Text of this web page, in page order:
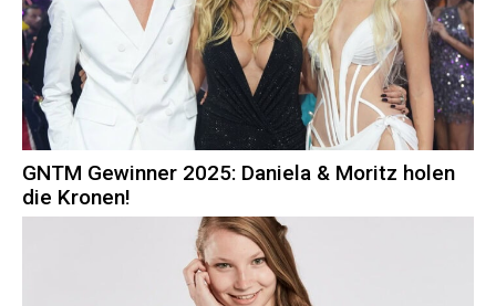
GNTM Gewinner 2025: Daniela & Moritz holen
die Kronen!